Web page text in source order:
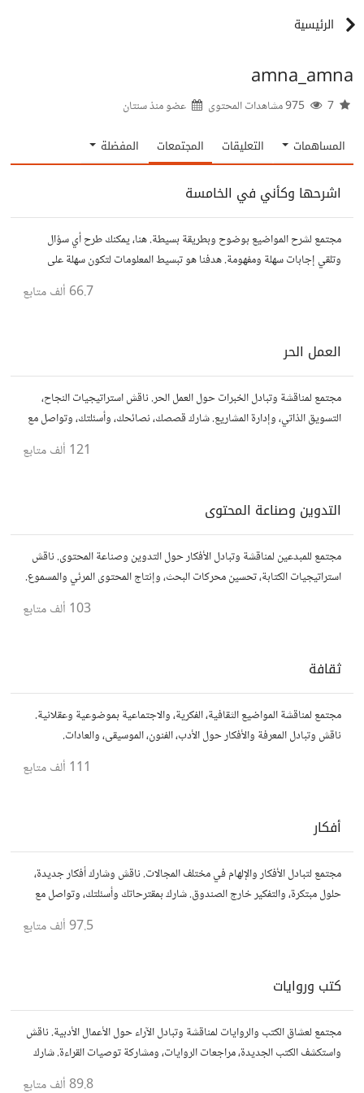
الرئيسية
amna_amna
عضو منذسنتان
المساهمات التعليقات المجتمعات المفضلة
اشرحها وكأني في الخامسة
مجتمع لشرح المواضيع بوضوح وبطريقة بسيطة. هنا، يمكنك طرح أي سؤال
وتلقي إجابات سهلة ومفهومة. هدفنا هو تبسيط المعلومات لتكون سهلة على
66.7 ألف متابع
العمل الحر
مجتمع لمناقشة وتبادل الخبرات حول العمل الحر. ناقش استراتيجيات النجاح،
التسويق الذاتي، وإدارة المشاريع. شارك قصصك، نصائحك، وأسئلتك، وتواصل مع
121 ألف متابع
التدوين وصناعة المحتوى
مجتمع للمبدعين لمناقشة وتبادل الأفكار حول التدوين وصناعة المحتوى. ناقش
استراتيجيات الكتابة، تحسين محركات البحث، وإنتاج المحتوى المرئي والمسموع.
103 ألف متابع
ثقافة
مجتمع لمناقشة المواضيع الثقافية، الفكرية، والاجتماعية بموضوعية وعقلانية.
ناقش وتبادل المعرفة والأفكار حول الأدب، الفنون، الموسيقى، والعادات.
111 ألف متابع
أفكار
مجتمع لتبادل الأفكار والإلهام في مختلف المجالات. ناقش وشارك أفكار جديدة،
حلول مبتكرة، والتفكير خارج الصندوق. شارك بمقترحاتك وأسئلتك، وتواصل مع
97.5 ألف متابع
كتب وروايات
مجتمع لعشاق الكتب والروايات لمناقشة وتبادل الآراء حول الأعمال الأدبية. ناقش
واستكشف الكتب الجديدة، مراجعات الروايات، ومشاركة توصيات القراءة. شارك
89.8 ألف متابع